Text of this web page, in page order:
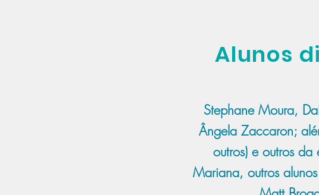
Alunos
Stephane Moura,
Ângela Zaccaron;
outros) e outros da
Mariana, outros